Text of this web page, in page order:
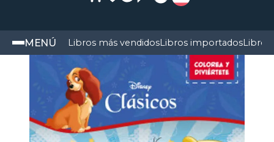
MENÚ Libros más vendidosLibros importadosLibros